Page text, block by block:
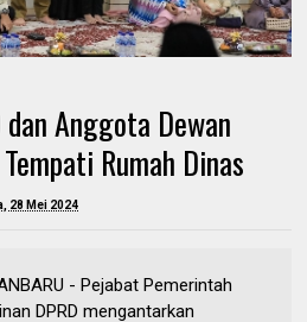
Anggota Dewan
Rumah Dinas
28 Mei 2024
- Pejabat Pemerintah
DPRD mengantarkan